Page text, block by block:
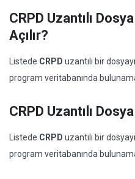
CRPD Uzantılı
Açılır?
Listede CRPD uzantılı bir
program veritabanında
CRPD Uzantılı
Listede CRPD uzantılı bir
program veritabanında